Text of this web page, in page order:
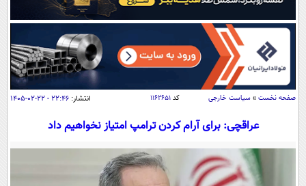
آب و هوا
اوقات شرعی
سواد زندگی
اقتصاد
اقتصادی
خودرو
جامعه
اجتماعی
حوادث
ورزشی
بین الملل
صفحه نخست » سیاست خارجی کد ۱۱۶۲۶۵۱ انتشار: ۲۲:۴۶ - ۲۲-۰۲-۱۴۰۵
عراقچی: برای آرام کردن ترامپ امتیاز نخواهیم داد